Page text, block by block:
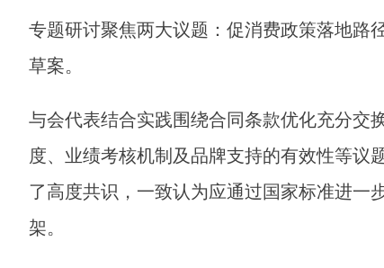
专题研讨聚焦两大议题：促消费政策落地路
草案。
与会代表结合实践围绕合同条款优化充分交
度、业绩考核机制及品牌支持的有效性等议
了高度共识，一致认为应通过国家标准进一
架。